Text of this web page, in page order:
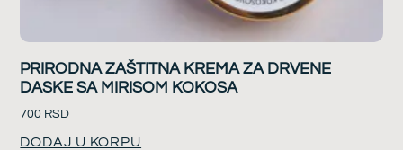
PRIRODNA ZAŠTITNA KREMA ZA DRVENE
DASKE SA MIRISOM KOKOSA
700 RSD
DODAJ U KORPU